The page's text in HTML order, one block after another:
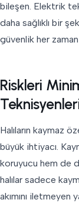
bileşen. Elektrik
daha sağlıklı bir
güvenlik her
Riskleri
Halıların kaymaz
büyük ihtiyacı.
koruyucu hem de
halılar sadece
akımını